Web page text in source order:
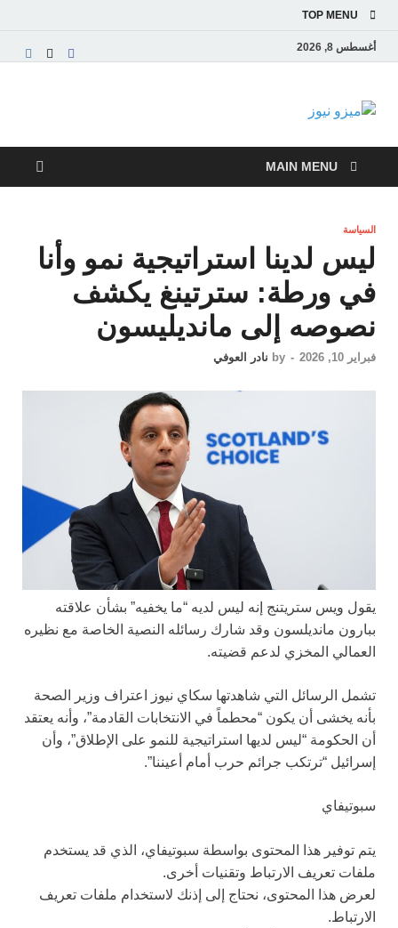
TOP MENU
أغسطس 8, 2026
ميزو نيوز
والاقتصادية
MAIN MENU
السياسة
ليس لدينا استراتيجية نمو وأنا
في ورطة: سترتينغ يكشف
نصوصه إلى مانديليسون
فبراير 10, 2026 -
by نادر العوفي
يقول ويس ستريتنج إنه ليس لديه “ما يخفيه” بشأن علاقته
ببارون مانديلسون وقد شارك رسائله النصية الخاصة مع نظيره
العمالي المخزي لدعم قضيته.
تشمل الرسائل التي شاهدتها سكاي نيوز اعتراف وزير الصحة
بأنه يخشى أن يكون “محطماً في الانتخابات القادمة”، وأنه يعتقد
أن الحكومة “ليس لديها استراتيجية للنمو على الإطلاق”، وأن
إسرائيل “ترتكب جرائم حرب أمام أعيننا”.
سبوتيفاي
يتم توفير هذا المحتوى بواسطة سبوتيفاي، الذي قد يستخدم
ملفات تعريف الارتباط وتقنيات أخرى.
لعرض هذا المحتوى، نحتاج إلى إذنك لاستخدام ملفات تعريف
الارتباط.